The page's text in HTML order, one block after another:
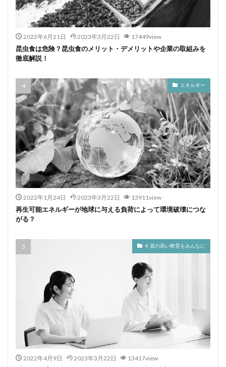
2022年6月21日 2023年3月22日 17449view
昆虫食は危険？昆虫食のメリット・デメリットや企業の取組みを
徹底解説！
エネルギー
2022年1月24日 2023年3月22日 13911view
再生可能エネルギーが地球に与える負荷によって環境破壊につな
がる？
4. 質の高い教育をみんなに
2022年4月9日 2023年3月22日 13417view